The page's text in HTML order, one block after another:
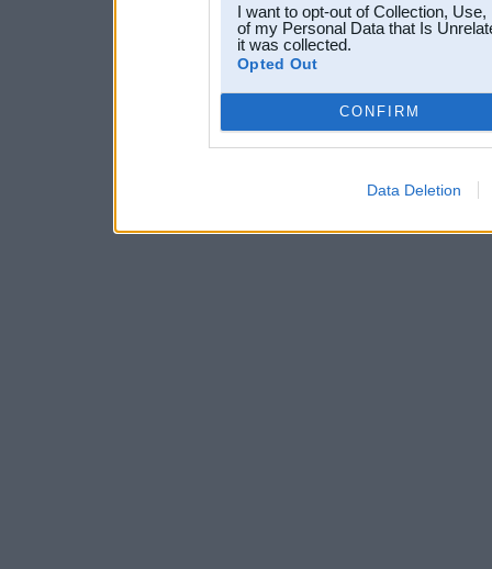
I want to opt-out of Collection,
of my Personal Data that Is
it was collected.
Opted Out
CONFIRM
Data Deletion